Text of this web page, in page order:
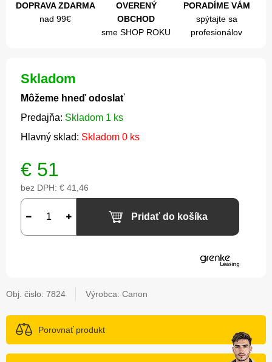
DOPRAVA ZDARMA
nad 99€
OVERENÝ
OBCHOD
sme SHOP ROKU
PORADÍME VÁM
spýtajte sa
profesionálov
Skladom
Môžeme hneď odoslať
Predajňa: Skladom 1 ks
Hlavný sklad: Skladom 0 ks
€ 51
bez DPH: € 41,46
Pridať do košíka
Obj. čislo: 7824 Výrobca: Canon
Porovnať produkt